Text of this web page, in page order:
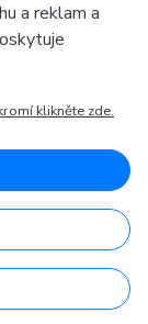
a reklam a
klikněte zde.